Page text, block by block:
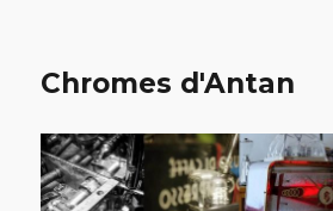
Chromes d'Antan